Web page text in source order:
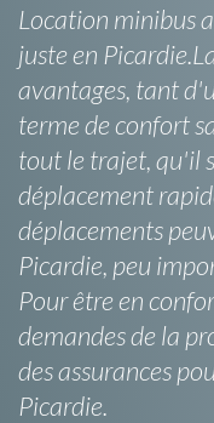
Location minibus
juste en
avantages, tant
terme de confort
tout le trajet, qu'il
déplacement
déplacements
Picardie, peu
Pour être en
demandes de la
des assurances
Picardie.